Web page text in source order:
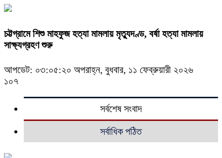
চট্টগ্রামে শিশু মাহফুজ হত্যা মামলায় মৃত্যুদণ্ড, বর্ষা হত্যা মামলায়
সাক্ষ্যগ্রহণ শুরু
আপডেট: ০৩:০৫:২০ অপরাহ্ন, বুধবার, ১১ ফেব্রুয়ারী ২০২৬
১০৭
সর্বশেষ সংবাদ
সর্বাধিক পঠিত